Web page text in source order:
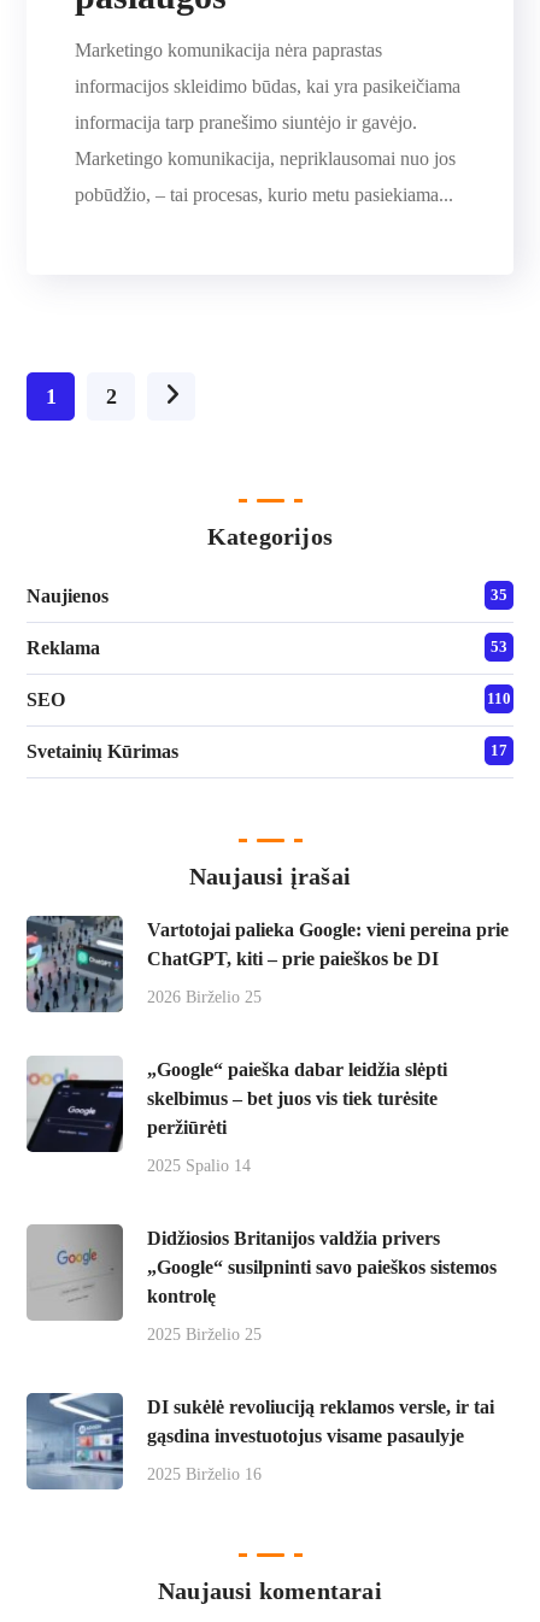
Marketingo komunikacija nėra paprastas
informacijos skleidimo būdas, kai yra pasikeičiama
informacija tarp pranešimo siuntėjo ir gavėjo.
Marketingo komunikacija, nepriklausomai nuo jos
pobūdžio, – tai procesas, kurio metu pasiekiama...
1 2
Kategorijos
Naujienos 35
Reklama 53
SEO 110
Svetainių Kūrimas 17
Naujausi įrašai
Vartotojai palieka Google: vieni pereina prie
ChatGPT, kiti – prie paieškos be DI
2026 Birželio 25
„Google“ paieška dabar leidžia slėpti
skelbimus – bet juos vis tiek turėsite
peržiūrėti
2025 Spalio 14
Didžiosios Britanijos valdžia privers
„Google“ susilpninti savo paieškos sistemos
kontrolę
2025 Birželio 25
DI sukėlė revoliuciją reklamos versle, ir tai
gąsdina investuotojus visame pasaulyje
2025 Birželio 16
Naujausi komentarai